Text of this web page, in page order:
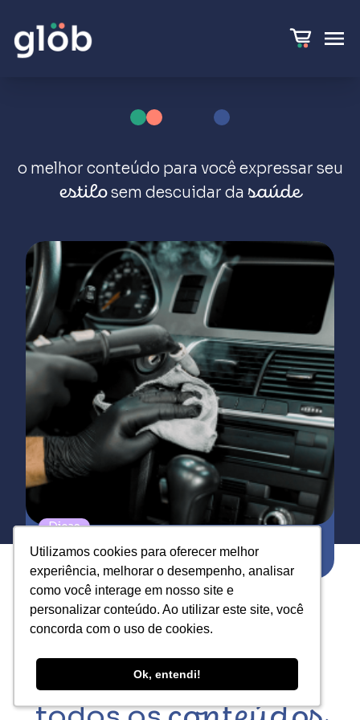
Utilizamos cookies para oferecer melhor
experiência, melhorar o desempenho, analisar
como você interage em nosso site e
personalizar conteúdo. Ao utilizar este site, você
concorda com o uso de cookies.
Ok, entendi!
Utilizamos cookies para oferecer melhor
experiência, melhorar o desempenho, analisar
como você interage em nosso site e
personalizar conteúdo. Ao utilizar este site, você
concorda com o uso de cookies.
Ok, entendi!
o melhor conteúdo para você expressar seu
estilosem descuidar da saúde
Dicas
Uso de luvas na estética automotiva:
proteção, desempenho e escolha correta